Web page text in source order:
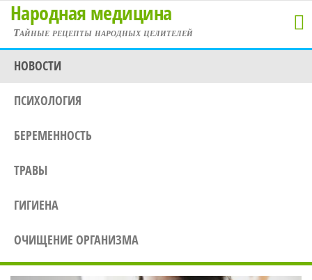
Перейти
содержимому
Народная медицина
Тайные рецепты народных целителей
НОВОСТИ
ПСИХОЛОГИЯ
БЕРЕМЕННОСТЬ
ТРАВЫ
ГИГИЕНА
ОЧИЩЕНИЕ ОРГАНИЗМА